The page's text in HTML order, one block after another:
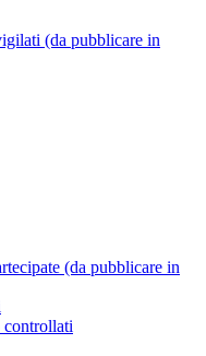
(da pubblicare in
(da pubblicare in